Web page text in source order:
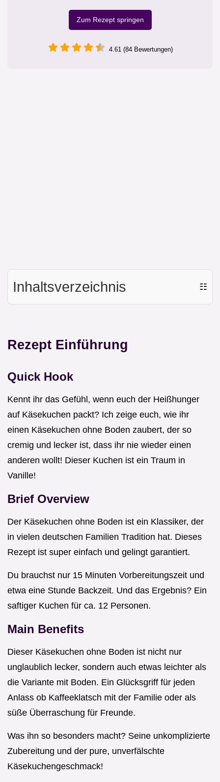
Zum Rezept springen
4.61 (84 Bewertungen)
Inhaltsverzeichnis ☷
Rezept Einführung
Quick Hook
Kennt ihr das Gefühl, wenn euch der Heißhunger
auf Käsekuchen packt? Ich zeige euch, wie ihr
einen Käsekuchen ohne Boden zaubert, der so
cremig und lecker ist, dass ihr nie wieder einen
anderen wollt! Dieser Kuchen ist ein Traum in
Vanille!
Brief Overview
Der Käsekuchen ohne Boden ist ein Klassiker, der
in vielen deutschen Familien Tradition hat. Dieses
Rezept ist super einfach und gelingt garantiert.
Du brauchst nur 15 Minuten Vorbereitungszeit und
etwa eine Stunde Backzeit. Und das Ergebnis? Ein
saftiger Kuchen für ca. 12 Personen.
Main Benefits
Dieser Käsekuchen ohne Boden ist nicht nur
unglaublich lecker, sondern auch etwas leichter als
die Variante mit Boden. Ein Glücksgriff für jeden
Anlass ob Kaffeeklatsch mit der Familie oder als
süße Überraschung für Freunde.
Was ihn so besonders macht? Seine unkomplizierte
Zubereitung und der pure, unverfälschte
Käsekuchengeschmack!